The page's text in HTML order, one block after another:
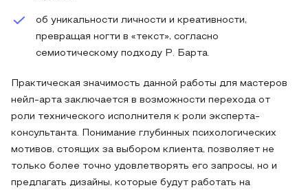
об уникальности личности и креативности,
превращая ногти в «текст», согласно
семиотическому подходу Р. Барта.
Практическая значимость данной работы для мастеров
нейл-арта заключается в возможности перехода от
роли технического исполнителя к роли эксперта-
консультанта. Понимание глубинных психологических
мотивов, стоящих за выбором клиента, позволяет не
только более точно удовлетворять его запросы, но и
предлагать дизайны, которые будут работать на